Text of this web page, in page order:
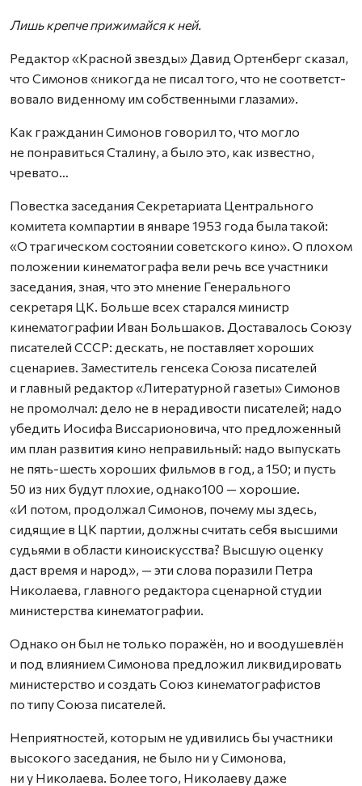
Лишь крепче прижимайся к ней.
Редактор «Красной звезды» Давид Ортенберг сказал,
что Симонов «никогда не писал того, что не соответст­
вовало виденному им собственными глазами».
Как гражданин Симонов говорил то, что могло
не понравиться Сталину, а было это, как известно,
чревато…
Повестка заседания Секретариата Центрального
комитета компартии в январе 1953 года была такой:
«О трагическом состоянии советского кино». О плохом
положении кинематографа вели речь все участники
заседания, зная, что это мнение Генерального
секретаря ЦК. Больше всех старался министр
кинематографии Иван Большаков. Доставалось Союзу
писателей СССР: дескать, не поставляет хороших
сценариев. Заместитель генсека Союза писателей
и главный редактор «Литературной газеты» Симонов
не промолчал: дело не в нерадивости писателей; надо
убедить Иосифа Виссарионовича, что предложенный
им план развития кино неправильный: надо выпускать
не пять-шесть хороших фильмов в год, а 150; и пусть
50 из них будут плохие, однако100 — хорошие.
«И потом, продолжал Симонов, почему мы здесь,
сидящие в ЦК партии, должны считать себя высшими
судьями в области киноискусства? Высшую оценку
даст время и народ», — эти слова поразили Петра
Николаева, главного редактора сценарной студии
министерства кинематографии.
Однако он был не только поражён, но и воодушевлён
и под влиянием Симонова предложил ликвидировать
министерство и создать Союз кинематографистов
по типу Союза писателей.
Неприятностей, которым не удивились бы участники
высокого заседания, не было ни у Симонова,
ни у Николаева. Более того, Николаеву даже